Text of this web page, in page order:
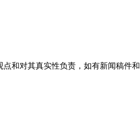
和对其真实性负责，如有新闻稿件